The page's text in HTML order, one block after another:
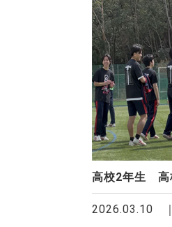
高校2年生 高
2026.03.10